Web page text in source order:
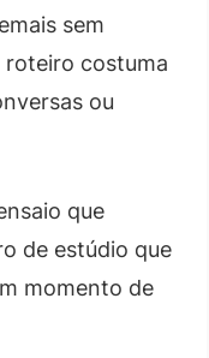
sem
roteiro costuma
ou
que
de estúdio que
momento de